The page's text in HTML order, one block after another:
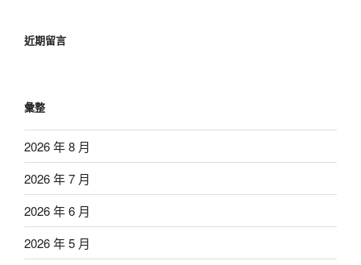
近期留言
彙整
2026 年 8 月
2026 年 7 月
2026 年 6 月
2026 年 5 月